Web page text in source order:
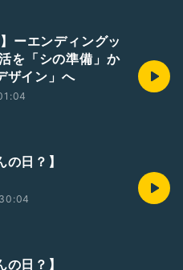
ーエンディングッ
を「シの準備」か
ザイン」へ
の日？】
の日？】